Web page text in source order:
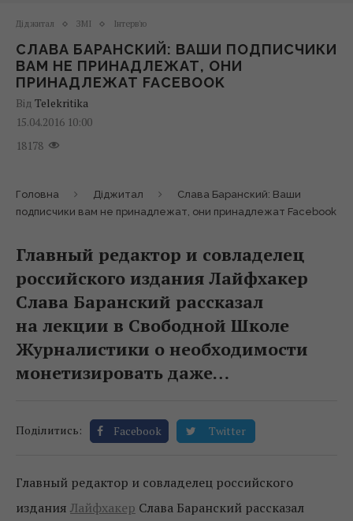
Діджитал ЗМІ Інтерв'ю
СЛАВА БАРАНСКИЙ: ВАШИ ПОДПИСЧИКИ
ВАМ НЕ ПРИНАДЛЕЖАТ, ОНИ
ПРИНАДЛЕЖАТ FACEBOOK
Від Telekritika
15.04.2016 10:00
18178
Головна Діджитал
Слава Баранский: Ваши
подписчики вам не принадлежат, они принадлежат Facebook
Главный редактор и совладелец
российского издания Лайфхакер
Слава Баранский рассказал
на лекции в Свободной Школе
Журналистики о необходимости
монетизировать даже…
Поділитись: Facebook Twitter
Главный редактор и совладелец российского
издания Лайфхакер Слава Баранский рассказал